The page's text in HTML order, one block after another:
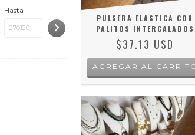
Hasta
PULSERA ELASTICA CON
PALITOS INTERCALADOS
$37.13 USD